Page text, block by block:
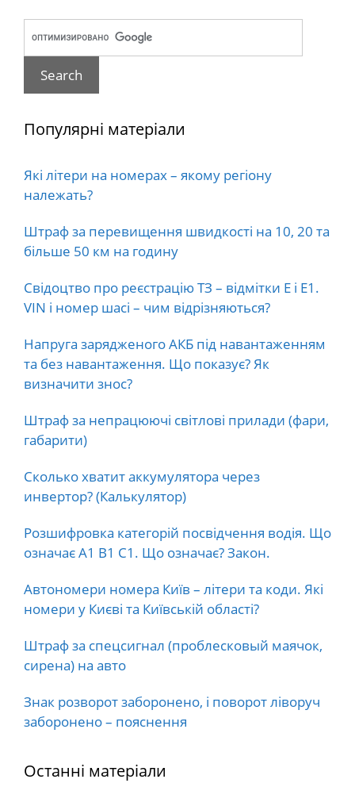
Популярні матеріали
Які літери на номерах – якому регіону
належать?
Штраф за перевищення швидкості на 10, 20 та
більше 50 км на годину
Свідоцтво про реєстрацію ТЗ – відмітки E і E1.
VIN і номер шасі – чим відрізняються?
Напруга зарядженого АКБ під навантаженням
та без навантаження. Що показує? Як
визначити знос?
Штраф за непрацюючі світлові прилади (фари,
габарити)
Сколько хватит аккумулятора через
инвертор? (Калькулятор)
Розшифровка категорій посвідчення водія. Що
означає А1 В1 С1. Що означає? Закон.
Автономери номера Київ – літери та коди. Які
номери у Києві та Київській області?
Штраф за спецсигнал (проблесковый маячок,
сирена) на авто
Знак розворот заборонено, і поворот ліворуч
заборонено – пояснення
Останні матеріали